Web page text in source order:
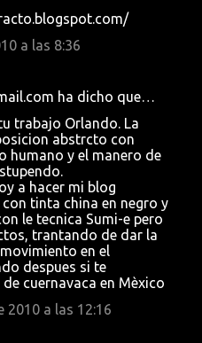
a las 8:36
ha dicho que…
trabajo Orlando. La
abstrcto con
humano y el manero de
a hacer mi blog
tinta china en negro y
le tecnica Sumi-e pero
trantando de dar la
en el
despues si te
cuernavaca en Mèxico
2010 a las 12:16